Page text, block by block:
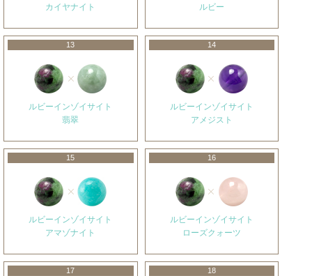
カイヤナイト
ルビー
13
ルビーインゾイサイト
翡翠
14
ルビーインゾイサイト
アメジスト
15
ルビーインゾイサイト
アマゾナイト
16
ルビーインゾイサイト
ローズクォーツ
17 18